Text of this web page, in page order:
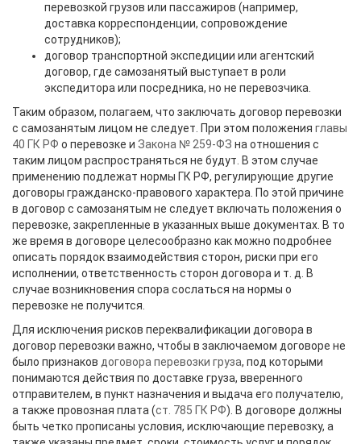
перевозкой грузов или пассажиров (например,
доставка корреспонденции, сопровождение
сотрудников);
договор транспортной экспедиции или агентский
договор, где самозанятый выступает в роли
экспедитора или посредника, но не перевозчика.
Таким образом, полагаем, что заключать договор перевозки
с самозанятым лицом не следует. При этом положения главы
40 ГК РФ о перевозке и Закона № 259-ФЗ на отношения с
таким лицом распространяться не будут. В этом случае
применению подлежат нормы ГК РФ, регулирующие другие
договоры гражданско-правового характера. По этой причине
в договор с самозанятым не следует включать положения о
перевозке, закрепленные в указанных выше документах. В то
же время в договоре целесообразно как можно подробнее
описать порядок взаимодействия сторон, риски при его
исполнении, ответственность сторон договора и т. д. В
случае возникновения спора сослаться на нормы о
перевозке не получится.
Для исключения рисков переквалификации договора в
договор перевозки важно, чтобы в заключаемом договоре не
было признаков договора перевозки груза, под которыми
понимаются действия по доставке груза, вверенного
отправителем, в пункт назначения и выдача его получателю,
а также провозная плата (ст. 785 ГК РФ). В договоре должны
быть четко прописаны условия, исключающие перевозку, а